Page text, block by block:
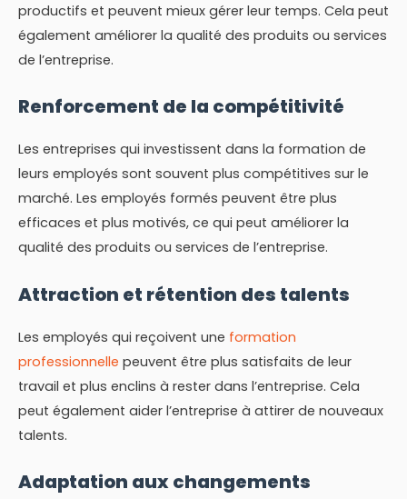
productifs et peuvent mieux gérer leur temps. Cela peut
également améliorer la qualité des produits ou services
de l’entreprise.
Renforcement de la compétitivité
Les entreprises qui investissent dans la formation de
leurs employés sont souvent plus compétitives sur le
marché. Les employés formés peuvent être plus
efficaces et plus motivés, ce qui peut améliorer la
qualité des produits ou services de l’entreprise.
Attraction et rétention des talents
Les employés qui reçoivent une formation
professionnelle peuvent être plus satisfaits de leur
travail et plus enclins à rester dans l’entreprise. Cela
peut également aider l’entreprise à attirer de nouveaux
talents.
Adaptation aux changements